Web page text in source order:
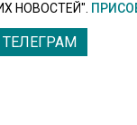
НОВОСТЕЙ".
ТЕЛЕГРАМ